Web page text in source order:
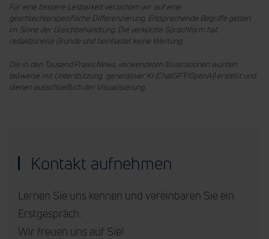
Für eine bessere Lesbarkeit verzichten wir auf eine
geschlechterspezifische Differenzierung. Entsprechende Begriffe gelten
im Sinne der Gleichbehandlung. Die verkürzte Sprachform hat
redaktionelle Gründe und beinhaltet keine Wertung.
Die in den Tausend.Praxis.News. verwendeten Illustrationen wurden
teilweise mit Unterstützung generativer KI (ChatGPT/OpenAI) erstellt und
dienen ausschließlich der Visualisierung.
Kontakt aufnehmen
Lernen Sie uns kennen und vereinbaren Sie ein
Erstgespräch.
Wir freuen uns auf Sie!